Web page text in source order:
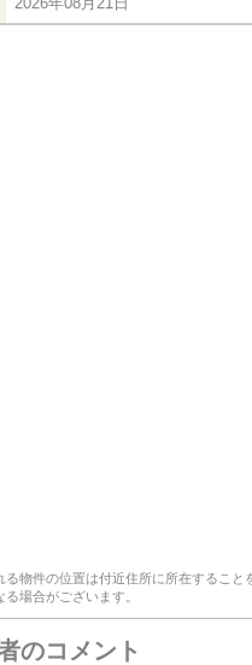
物件の位置は付近住所に所在すること
場合がございます。
のコメント